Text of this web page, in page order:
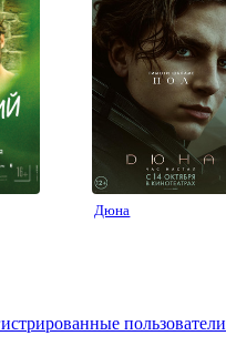
Дюна
пользователи